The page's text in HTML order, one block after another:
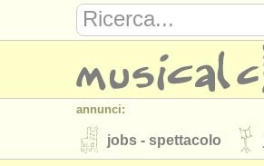
annunci:
jobs - spettacolo